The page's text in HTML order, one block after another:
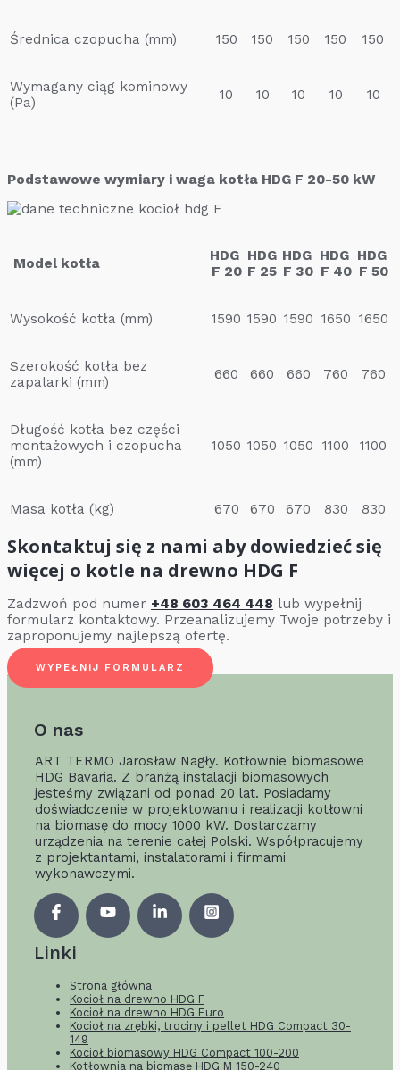
Średnica czopucha (mm) 150 150 150 150 150
Wymagany ciąg kominowy
(Pa)
10 10 10 10 10
Podstawowe wymiary i waga kotła HDG F 20-50 kW
Model kotła
HDG
F 20
HDG
F 25
HDG
F 30
HDG
F 40
HDG
F 50
Wysokość kotła (mm) 1590 1590 1590 1650 1650
Szerokość kotła bez
zapalarki (mm)
660 660 660 760 760
Długość kotła bez części
montażowych i czopucha
(mm)
1050 1050 1050 1100 1100
Masa kotła (kg) 670 670 670 830 830
Skontaktuj się z nami aby dowiedzieć się
więcej o kotle na drewno HDG F
Zadzwoń pod numer +48 603 464 448 lub wypełnij
formularz kontaktowy. Przeanalizujemy Twoje potrzeby i
zaproponujemy najlepszą ofertę.
WYPEŁNIJ FORMULARZ
O nas
ART TERMO Jarosław Nagły. Kotłownie biomasowe
HDG Bavaria. Z branżą instalacji biomasowych
jesteśmy związani od ponad 20 lat. Posiadamy
doświadczenie w projektowaniu i realizacji kotłowni
na biomasę do mocy 1000 kW. Dostarczamy
urządzenia na terenie całej Polski. Współpracujemy
z projektantami, instalatorami i firmami
wykonawczymi.
Linki
Strona główna
Kocioł na drewno HDG F
Kocioł na drewno HDG Euro
Kocioł na zrębki, trociny i pellet HDG Compact 30-
149
Kocioł biomasowy HDG Compact 100-200
Kotłownia na biomasę HDG M 150-240